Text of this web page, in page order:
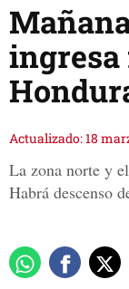
Actualizado: 18
La zona norte y
Habrá descenso